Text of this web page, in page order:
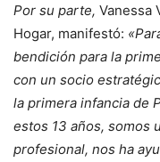
Por su parte, Vanessa
Hogar, manifestó:
bendición para la
con un socio
la primera infancia de
estos 13 años, somos
profesional, nos ha